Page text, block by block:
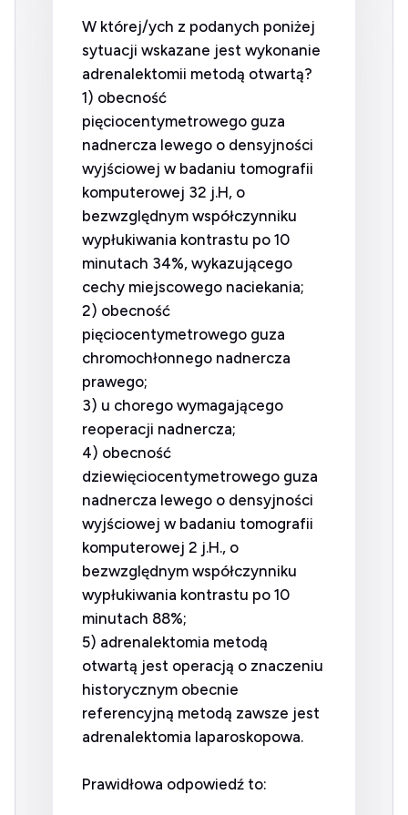
W której/ych z podanych poniżej
sytuacji wskazane jest wykonanie
adrenalektomii metodą otwartą?
1) obecność
pięciocentymetrowego guza
nadnercza lewego o densyjności
wyjściowej w badaniu tomografii
komputerowej 32 j.H, o
bezwzględnym współczynniku
wypłukiwania kontrastu po 10
minutach 34%, wykazującego
cechy miejscowego naciekania;
2) obecność
pięciocentymetrowego guza
chromochłonnego nadnercza
prawego;
3) u chorego wymagającego
reoperacji nadnercza;
4) obecność
dziewięciocentymetrowego guza
nadnercza lewego o densyjności
wyjściowej w badaniu tomografii
komputerowej 2 j.H., o
bezwzględnym współczynniku
wypłukiwania kontrastu po 10
minutach 88%;
5) adrenalektomia metodą
otwartą jest operacją o znaczeniu
historycznym obecnie
referencyjną metodą zawsze jest
adrenalektomia laparoskopowa.
Prawidłowa odpowiedź to: